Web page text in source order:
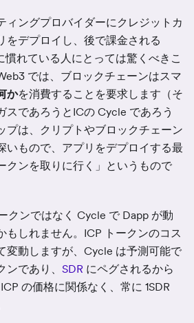
ィングプロバイダーにクレジットカ
をデプロイし、後で課金される
慣れている人にとっては驚くべきこ
では、ブロックチェーンはスマ
かを消費することを要求します（そ
スであろうとICの Cycle であろう
プは、クリプトやブロックチェーン
いもので、アプリをデプロイする最
クンを取りに行く」というもので
クンではなく Cycle で Dapp が動
もしれません。ICP トークンのコス
変動しますが、Cycle は予測可能で
であり、 SDR にペグされるから
の価格に関係なく、常に 1SDR